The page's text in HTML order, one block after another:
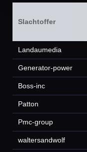
Slachtoffer
Landaumedia
Generator-power
Boss-inc
Patton
Pmc-group
waltersandwolf